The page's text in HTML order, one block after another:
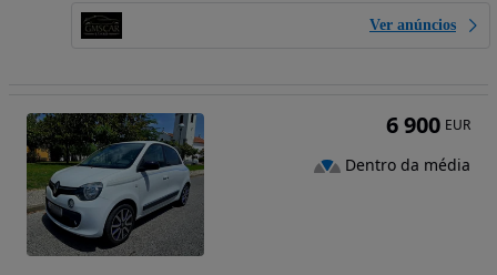
Ver anúncios
6 900 EUR
Dentro da média